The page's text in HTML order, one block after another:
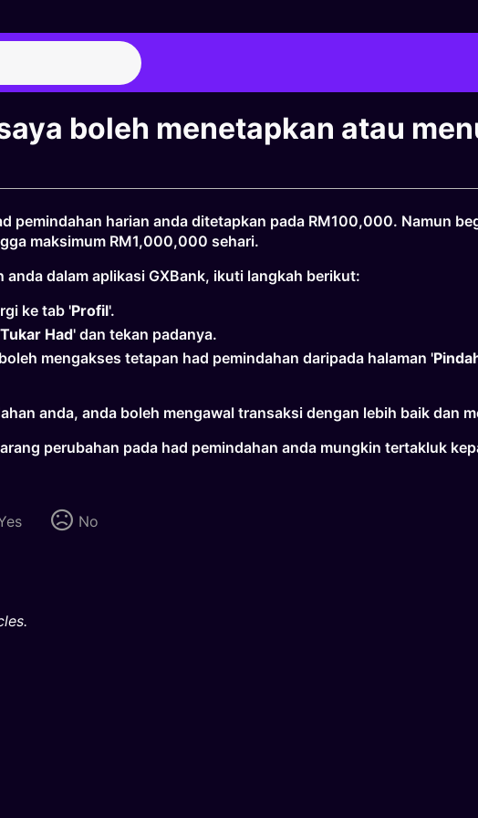
boleh menetapkan atau
pemindahan harian anda ditetapkan pada RM100,000. Namun
maksimum RM1,000,000 sehari.
dalam aplikasi GXBank, ikuti langkah berikut:
ke tab 'Profil'.
Tukar Had' dan tekan padanya.
mengakses tetapan had pemindahan daripada halaman '
anda, anda boleh mengawal transaksi dengan lebih baik dan
perubahan pada had pemindahan anda mungkin tertakluk
No